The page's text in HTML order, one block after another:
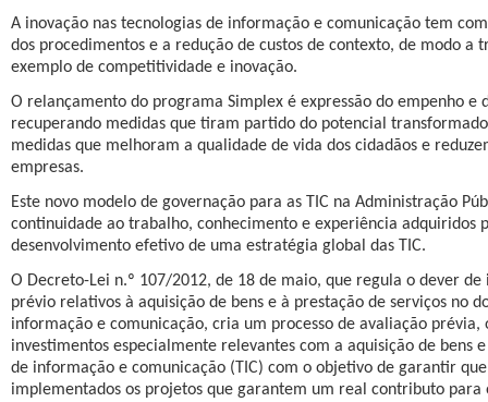
A inovação nas tecnologias de informação e comunicação tem
dos procedimentos e a redução de custos de contexto, de modo a
exemplo de competitividade e inovação.
O relançamento do programa Simplex é expressão do empenho e
recuperando medidas que tiram partido do potencial
medidas que melhoram a qualidade de vida dos cidadãos e
empresas.
Este novo modelo de governação para as TIC na Administração
continuidade ao trabalho, conhecimento e experiência adquiridos
desenvolvimento efetivo de uma estratégia global das TIC.
O Decreto-Lei n.º 107/2012, de 18 de maio, que regula o dever
prévio relativos à aquisição de bens e à prestação de serviços no
informação e comunicação, cria um processo de avaliação
investimentos especialmente relevantes com a aquisição de bens
de informação e comunicação (TIC) com o objetivo de garantir
implementados os projetos que garantem um real contributo para